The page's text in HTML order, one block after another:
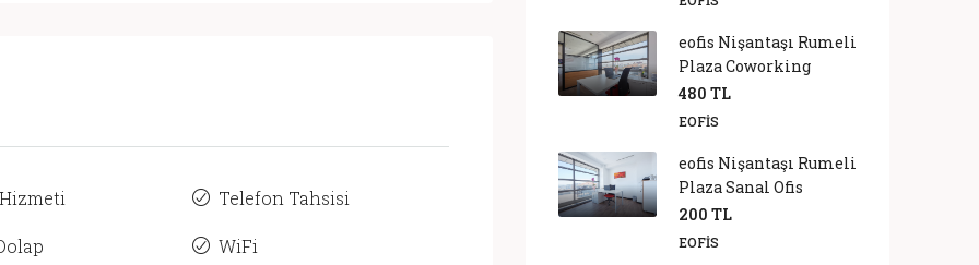
Telefon Tahsisi
WiFi
eofis Nişantaşı Rumeli
Plaza Coworking
480 TL
EOFIS
eofis Nişantaşı Rumeli
Plaza Sanal Ofis
200 TL
EOFIS
OFİSLERİ İNCELE